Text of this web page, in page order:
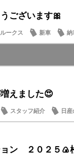
ございます🎀
ークス 新車 納
えました😍
スタッフ紹介 日
ョン ２０２５🍙